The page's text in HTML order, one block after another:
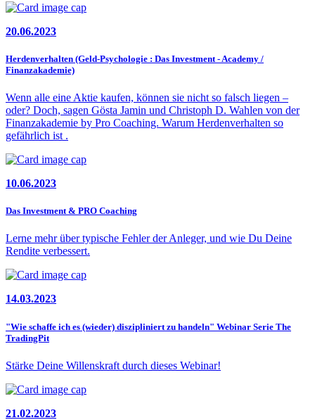
20.06.2023
Herdenverhalten (Geld-Psychologie : Das Investment - Academy /
Finanzakademie)
Wenn alle eine Aktie kaufen, können sie nicht so falsch liegen –
oder? Doch, sagen Gösta Jamin und Christoph D. Wahlen von der
Finanzakademie by Pro Coaching. Warum Herdenverhalten so
gefährlich ist .
10.06.2023
Das Investment & PRO Coaching
Lerne mehr über typische Fehler der Anleger, und wie Du Deine
Rendite verbessert.
14.03.2023
"Wie schaffe ich es (wieder) diszipliniert zu handeln" Webinar Serie The
TradingPit
Stärke Deine Willenskraft durch dieses Webinar!
21.02.2023